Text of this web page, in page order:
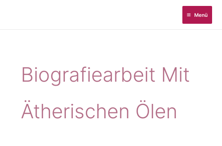
Menü
Biografiearbeit Mit
Ätherischen Ölen